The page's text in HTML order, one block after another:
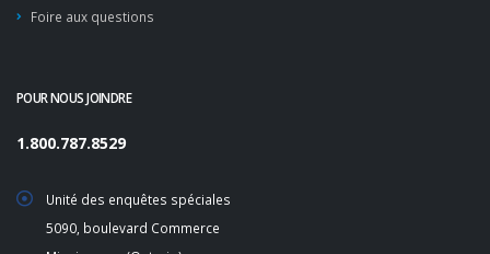
Foire aux questions
POUR NOUS JOINDRE
1.800.787.8529
Unité des enquêtes spéciales
5090, boulevard Commerce